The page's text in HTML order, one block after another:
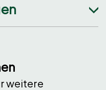
weitere